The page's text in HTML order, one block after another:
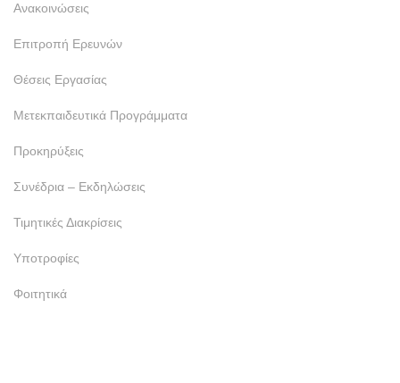
Ανακοινώσεις
Επιτροπή Ερευνών
Θέσεις Εργασίας
Μετεκπαιδευτικά Προγράμματα
Προκηρύξεις
Συνέδρια – Εκδηλώσεις
Τιμητικές Διακρίσεις
Υποτροφίες
Φοιτητικά